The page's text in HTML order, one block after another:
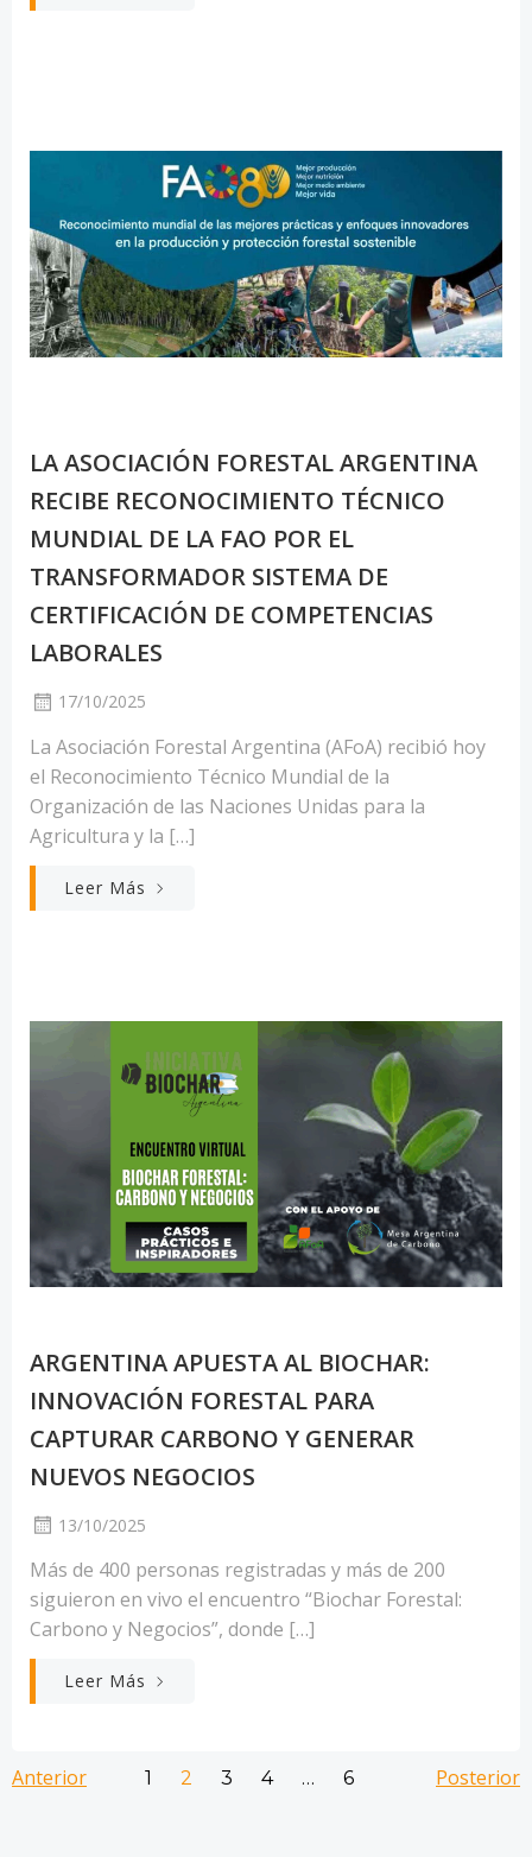
LA ASOCIACIÓN FORESTAL ARGENTINA
RECIBE RECONOCIMIENTO TÉCNICO
MUNDIAL DE LA FAO POR EL
TRANSFORMADOR SISTEMA DE
CERTIFICACIÓN DE COMPETENCIAS
LABORALES
17/10/2025
La Asociación Forestal Argentina (AFoA) recibió hoy
el Reconocimiento Técnico Mundial de la
Organización de las Naciones Unidas para la
Agricultura y la […]
Leer Más
ARGENTINA APUESTA AL BIOCHAR:
INNOVACIÓN FORESTAL PARA
CAPTURAR CARBONO Y GENERAR
NUEVOS NEGOCIOS
13/10/2025
Más de 400 personas registradas y más de 200
siguieron en vivo el encuentro “Biochar Forestal:
Carbono y Negocios”, donde […]
Leer Más
Navegación
Anterior
Navegación
Página
1 Página
2 Página
3 Página
4 … Página
6 Posterior